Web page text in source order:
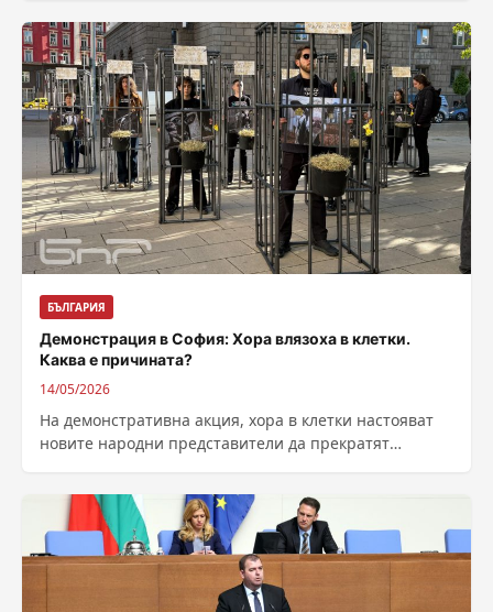
БЪЛГАРИЯ
Демонстрация в София: Хора влязоха в клетки.
Каква е причината?
14/05/2026
На демонстративна акция, хора в клетки настояват
новите народни представители да прекратят
големите промишлени...